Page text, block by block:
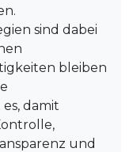
sind dabei
bleiben
damit
und